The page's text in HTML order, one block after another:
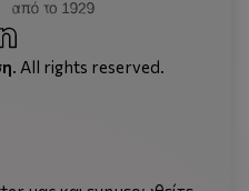
. All rights reserved.